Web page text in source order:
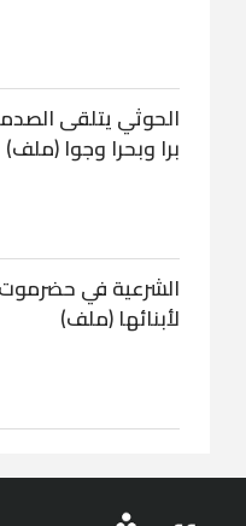
الحوثي يتلقى
برا وبحرا وجوا (ملف)
الشرعية في حضرموت
لأبنائها (ملف)